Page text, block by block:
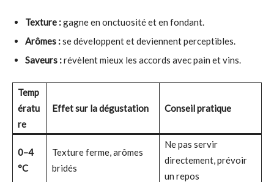
Texture :gagne en onctuosité et en fondant.
Arômes :se développent et deviennent perceptibles.
Saveurs :révèlent mieux les accords avec pain et vins.
Temp
ératu
re
Effet sur la dégustation Conseil pratique
0–4
°C
Texture ferme, arômes
bridés
Ne pas servir
directement, prévoir
un repos